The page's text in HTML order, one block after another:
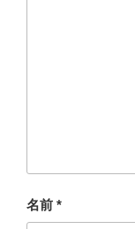
名前 *